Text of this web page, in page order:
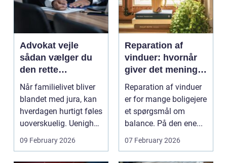
Advokat vejle
sådan vælger du
den rette
familieretsadvokat
Når familielivet bliver
blandet med jura, kan
hverdagen hurtigt føles
uoverskuelig. Uenighed
om børn...
09 February 2026
Reparation af
vinduer: hvornår
giver det mening,
og hvad skal du
vælge?
Reparation af vinduer
er for mange boligejere
et spørgsmål om
balance. På den ene...
07 February 2026